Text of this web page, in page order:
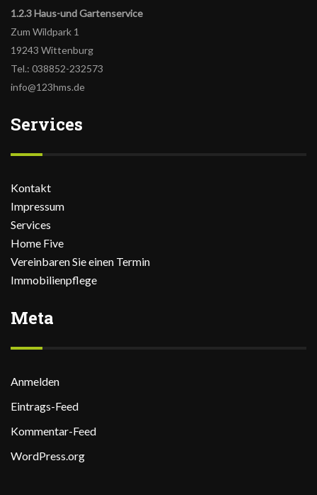
1.2.3 Haus-und Gartenservice
Zum Wildpark 1
19243 Wittenburg
Tel.: 038852-232573
info@123hms.de
Services
Kontakt
Impressum
Services
Home Five
Vereinbaren Sie einen Termin
Immobilienpflege
Meta
Anmelden
Eintrags-Feed
Kommentar-Feed
WordPress.org